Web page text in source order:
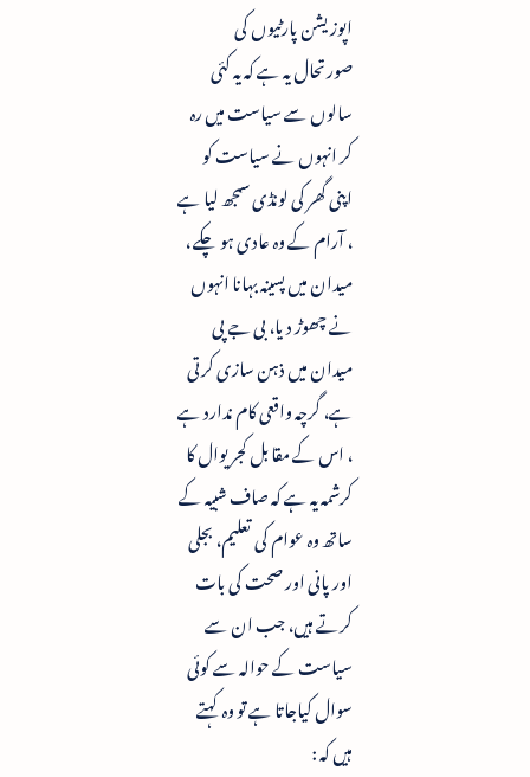
اپوزیشن پارٹیوں کی
صورتحال یہ ہے کہ یہ کئی
سالوں سے سیاست میں رہ
کر انہوں نے سیاست کو
اپنی گھر کی لونڈی سمجھ لیا ہے
، آرام کے وہ عادی ہو چکے ،
میدان میں پسینہ بہانا انہوں
نے چھوڑ دیا، بی جے پی
میدان میں ذہن سازی کرتی
ہے، گرچہ واقعی کام ندارد ہے
، اس کے مقابل کجریوال کا
کرشمہ یہ ہے کہ صاف شبیہ کے
ساتھ وہ عوام کی تعلیم، بجلی
اور پانی اور صحت کی بات
کرتے ہیں، جب ان سے
سیاست کے حوالہ سے کوئی
سوال کیاجاتا ہے تو وہ کہتے
ہیں کہ :